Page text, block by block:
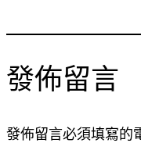
發佈留言
發佈留言必須填寫的